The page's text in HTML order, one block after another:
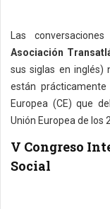
Las
Asociación
sus siglas en inglés)
están
Europea (CE) que
Unión Europea de los
V Congreso
Social